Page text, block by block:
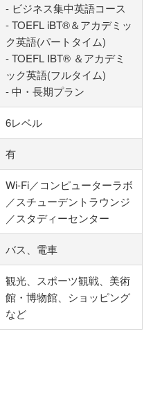
- ビジネス集中英語コース
- TOEFL iBT®＆アカデミッ
ク英語(パートタイム)
- TOEFL IBT® ＆アカデミ
ック英語(フルタイム)
- 中・長期プラン
6レベル
有
Wi-Fi／コンピューターラボ
／スチューデントラウンジ
／スタディーセンター
バス、電車
観光、スポーツ観戦、美術
館・博物館、ショッピング
など